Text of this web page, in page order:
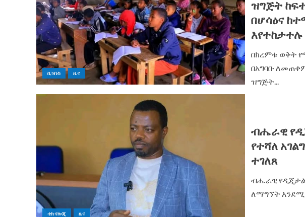
ቢዝነስ ዜና
ዝግጅት
በሆሳዕና
በክረምቱ ወቅት
በአግባቡ
ዝግጅት...
ቴክኖሎጂ ዜና
ብሔራዊ
የተሻለ
ተገለጸ‎
ብሔራዊ የዲጂታል
ለማግኘት